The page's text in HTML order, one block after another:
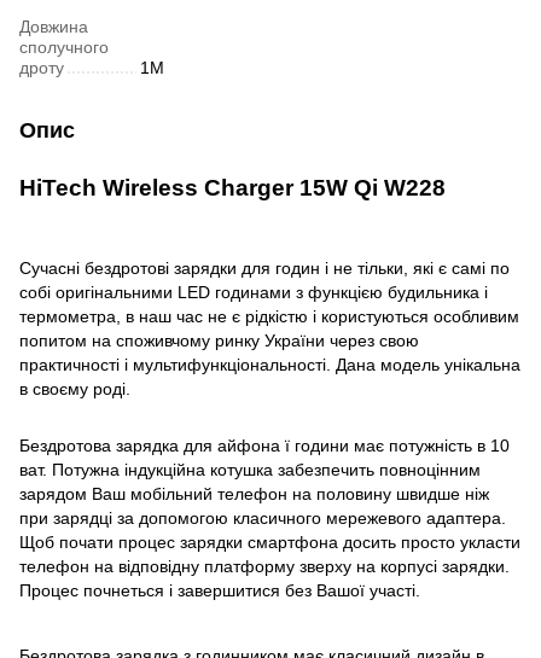
Довжина
сполучного
дроту
1М
Опис
HiTech Wireless Charger 15W Qi W228
Сучасні бездротові зарядки для годин і не тільки, які є самі по
собі оригінальними LED годинами з функцією будильника і
термометра, в наш час не є рідкістю і користуються особливим
попитом на споживчому ринку України через свою
практичності і мультифункціональності. Дана модель унікальна
в своєму роді.
Бездротова зарядка для айфона ї години має потужність в 10
ват. Потужна індукційна котушка забезпечить повноцінним
зарядом Ваш мобільний телефон на половину швидше ніж
при зарядці за допомогою класичного мережевого адаптера.
Щоб почати процес зарядки смартфона досить просто укласти
телефон на відповідну платформу зверху на корпусі зарядки.
Процес почнеться і завершитися без Вашої участі.